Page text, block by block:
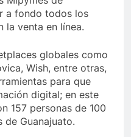
a fondo todos los
la venta en línea.
globales como
Wish, entre otras,
para que
digital; en este
157 personas de 100
de Guanajuato.